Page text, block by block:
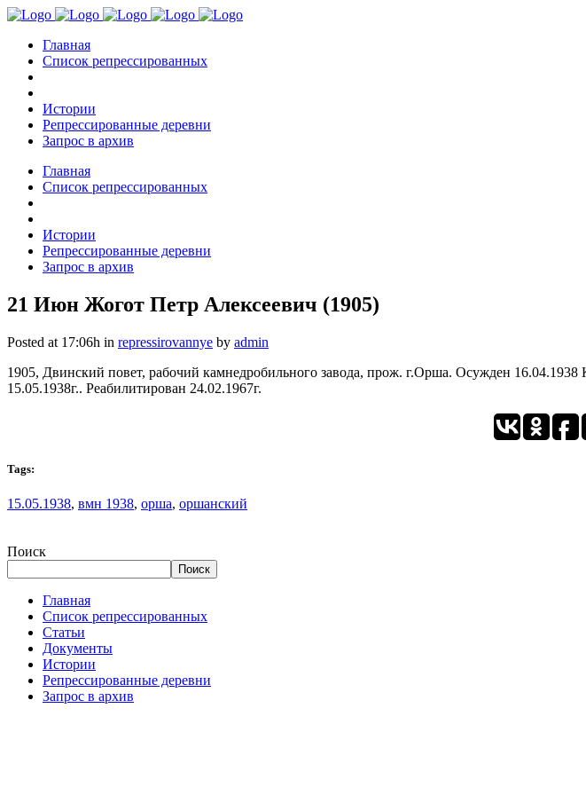
Главная
Список репрессированных
Истории
Репрессированные деревни
Запрос в архив
Главная
Список репрессированных
Истории
Репрессированные деревни
Запрос в архив
21 Июн Жогот Петр Алексеевич (1905)
Posted at 17:06h in repressirovannye by admin
1905, Двинский повет, рабочий камнедробильного завода, прож. г.Орша. Осужден
15.05.1938г.. Реабилитирован 24.02.1967г.
Tags:
15.05.1938, вмн 1938, орша, оршанский
Поиск
Поиск
Главная
Список репрессированных
Статьи
Документы
Истории
Репрессированные деревни
Запрос в архив